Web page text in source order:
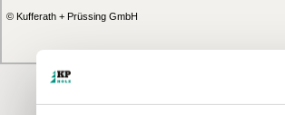
© Kufferath + Prüssing GmbH